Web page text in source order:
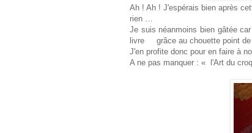
Ah ! Ah ! J'espérais bien après
rien …
Je suis néanmoins bien gâtée
livre grâce au chouette point de
J'en profite donc pour en faire à
A ne pas manquer : « l'Art du